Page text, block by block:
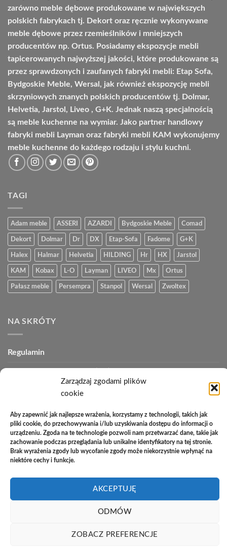
Zarządzaj zgodami plików
cookie
Aby zapewnić jak najlepsze wrażenia, korzystamy z technologii, takich jak
pliki cookie, do przechowywania i/lub uzyskiwania dostępu do informacji o
urządzeniu. Zgoda na te technologie pozwoli nam przetwarzać dane, takie jak
zachowanie podczas przeglądania lub unikalne identyfikatory na tej stronie.
Brak wyrażenia zgody lub wycofanie zgody może niekorzystnie wpłynąć na
niektóre cechy i funkcje.
AKCEPTUJĘ
ODMÓW
ZOBACZ PREFERENCJE
zarówno meble dębowe produkowane w największych
polskich fabrykach tj. Dekort oraz ręcznie wykonywane
meble dębowe przez rzemieślników i mniejszych
producentów np. Ortus. Posiadamy ekspozycje mebli
tapicerowanych najwyższej jakości, które produkowane są
przez sprawdzonych i zaufanych fabryki mebli: Etap Sofa,
Bydgoskie Meble, Wersal, jak również ekspozycję mebli
skrzyniowych znanych polskich producentów tj. Dolmar,
Helvetia, Jarstol, Liveo , G+K. Jednak naszą specjalnością
są meble kuchenne na wymiar. Jako partner handlowy
fabryki mebli Layman oraz fabryki mebli KAM wykonujemy
meble kuchenne do każdego rodzaju i stylu kuchni.
TAGI
Adam meble ASSERI AZARDI Bydgoskie Meble Comad
Dekort Dolmar Dr DX Etap-Sofa Fadome G+K
Halex Halmar Helvetia HILDING Hr HX Jarstol
KAM Kobax L-O Layman LIVEO Mx Ortus
Pałasz meble Persempra Stanpol Wersal Zwoltex
NA SKRÓTY
Regulamin
Polityka prywatności
Polityka zwrotów
Zakupy na raty
Kontakt
PayU
Cash
On
Delivery
on
Transfer
Studio Meblowe Asseri